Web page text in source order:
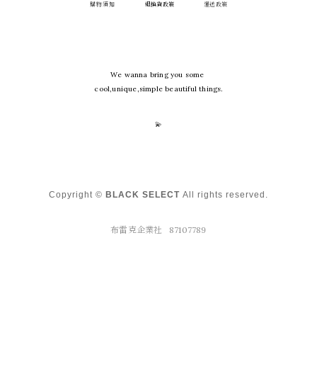
購物須知 退換貨政策 運送政策
We wanna bring you some
cool,unique,simple beautiful things.
💫
Copyright © BLACK SELECT All rights reserved.
布雷克企業社 87107789